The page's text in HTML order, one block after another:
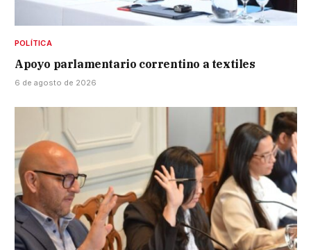
POLÍTICA
Apoyo parlamentario correntino a textiles
6 de agosto de 2026